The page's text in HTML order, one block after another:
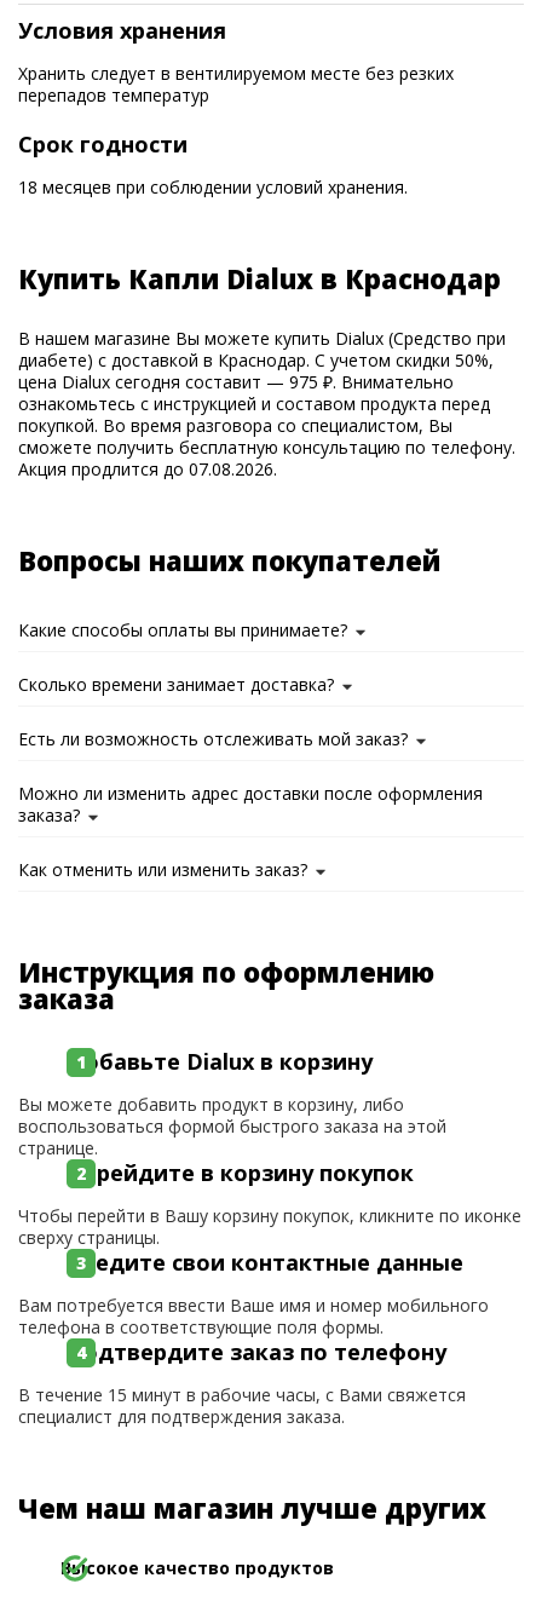
Условия хранения
Хранить следует в вентилируемом месте без резких
перепадов температур
Срок годности
18 месяцев при соблюдении условий хранения.
Купить Капли Dialux в Краснодар
В нашем магазине Вы можете купить Dialux (Средство при
диабете) с доставкой в Краснодар. С учетом скидки 50%,
цена Dialux сегодня составит — 975 ₽. Внимательно
ознакомьтесь с инструкцией и составом продукта перед
покупкой. Во время разговора со специалистом, Вы
сможете получить бесплатную консультацию по телефону.
Акция продлится до 07.08.2026.
Вопросы наших покупателей
Какие способы оплаты вы принимаете?
Сколько времени занимает доставка?
Есть ли возможность отслеживать мой заказ?
Можно ли изменить адрес доставки после оформления
заказа?
Как отменить или изменить заказ?
Инструкция по оформлению
заказа
Добавьте Dialux в корзину
Вы можете добавить продукт в корзину, либо
воспользоваться формой быстрого заказа на этой
странице.
Перейдите в корзину покупок
Чтобы перейти в Вашу корзину покупок, кликните по иконке
сверху страницы.
Введите свои контактные данные
Вам потребуется ввести Ваше имя и номер мобильного
телефона в соответствующие поля формы.
Подтвердите заказ по телефону
В течение 15 минут в рабочие часы, с Вами свяжется
специалист для подтверждения заказа.
Чем наш магазин лучше других
Высокое качество продуктов